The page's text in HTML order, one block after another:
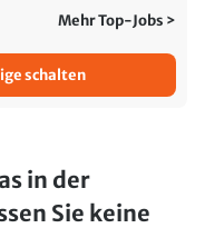
Mehr Top-Jobs >
schalten
in der
Sie keine